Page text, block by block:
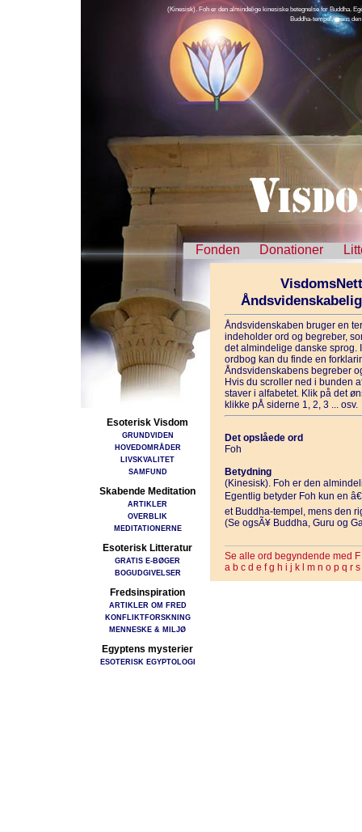
(Kinesisk). Foh er den almindelige kinesiske betegnelse for Buddha.
Buddha-tempel, mens
Fonden Donationer
Esoterisk Visdom
GRUNDVIDEN
HOVEDOMRÅDER
LIVSKVALITET
SAMFUND
Skabende Meditation
ARTIKLER
OVERBLIK
MEDITATIONERNE
Esoterisk Litteratur
GRATIS E-BØGER
BOGUDGIVELSER
Fredsinspiration
ARTIKLER OM FRED
KONFLIKTFORSKNING
MENNESKE & MILJØ
Egyptens mysterier
ESOTERISK EGYPTOLOGI
Åndsvidenskaben bruger en
indeholder ord og begreber,
det almindelige danske sprog.
ordbog kan du finde en
Åndsvidenskabens begreber
Hvis du scroller ned i bunden
staver i alfabetet. Klik på det
klikke pÅ siderne 1, 2, 3 ... osv.
Det opslåede ord
Foh
Betydning
(Kinesisk). Foh er den
Egentlig betyder Foh kun en
et Buddha-tempel, mens den
(Se ogsÃ¥ Buddha, Guru og
Se alle ord begyndende med F
a b c d e f g h i j k m n o p q r s